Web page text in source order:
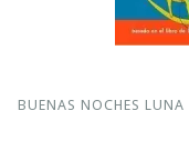
BUENAS NOCHES